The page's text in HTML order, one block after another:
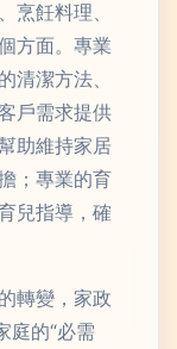
烹飪料理、
方面。專業
清潔方法、
戶需求提供
助維持家居
；專業的育
兒指導，確
轉變，家政
庭的“必需